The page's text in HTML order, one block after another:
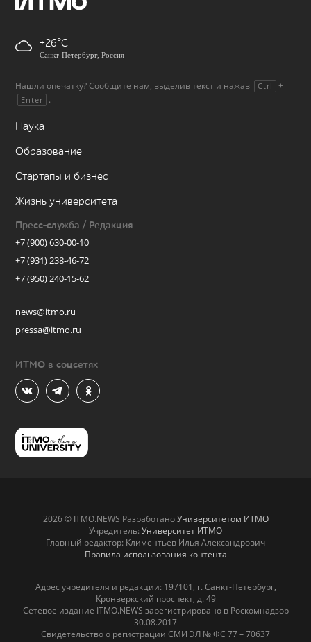
+26
Санкт-Петербург, Россия
Нашли опечатку? Сообщите нам, выделив текст и нажав Ctrl +
Enter .
Наука
Образование
Стартапы и бизнес
Жизнь университета
Пресс-служба / Редакция
+7 (900) 630-00-10
+7 (931) 238-46-72
+7 (950) 240-15-62
news@itmo.ru
pressa@itmo.ru
ИТМО в соцсетях
2026 © ITMO.NEWS РазработаноУниверситетом ИТМО
Учредитель: Университет ИТМО
Главный редактор: Климентьев Илья Александрович
Правила использования контента
Адрес учредителя и редакции: 197101, г. Санкт-Петербург,
Кронверкский проспект, д. 49
Сетевое издание ITMO.NEWS зарегистрировано в Роскомнадзор
30.08.2017
Свидетельство о регистрации СМИ ЭЛ № ФС 77 – 70637